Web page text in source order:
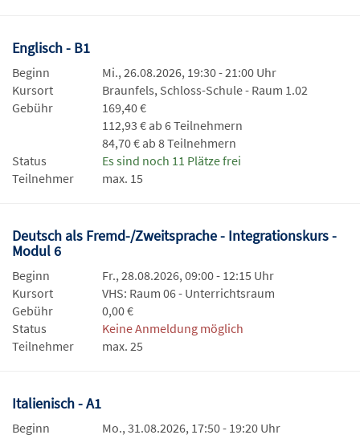
Englisch - B1
Beginn
Mi., 26.08.2026, 19:30 - 21:00 Uhr
Kursort
Braunfels, Schloss-Schule - Raum 1.02
Gebühr
169,40 €
112,93 € ab 6 Teilnehmern
84,70 € ab 8 Teilnehmern
Status
Es sind noch 11 Plätze frei
Teilnehmer
max. 15
Deutsch als Fremd-/Zweitsprache - Integrationskurs -
Modul 6
Beginn
Fr., 28.08.2026, 09:00 - 12:15 Uhr
Kursort
VHS: Raum 06 - Unterrichtsraum
Gebühr
0,00 €
Status
Keine Anmeldung möglich
Teilnehmer
max. 25
Italienisch - A1
Beginn
Mo., 31.08.2026, 17:50 - 19:20 Uhr